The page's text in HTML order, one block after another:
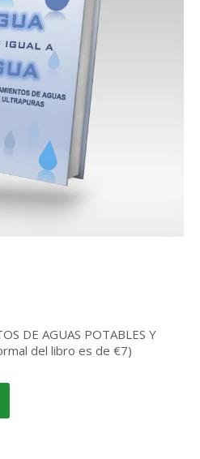
DE AGUAS POTABLES Y
del libro es de €7)